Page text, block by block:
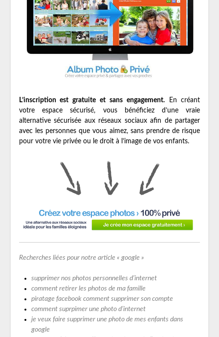
L’inscription est gratuite et sans engagement.En créant
votre espace sécurisé, vous bénéficiez d’une vraie
alternative sécurisée aux réseaux sociaux afin de partager
avec les personnes que vous aimez, sans prendre de risque
pour votre vie privée ou le droit à l’image de vos enfants.
Recherches liées pour notre article « google »
supprimer nos photos personnelles d’internet
comment retirer les photos de ma famille
piratage facebook comment supprimer son compte
comment suprpimer une photo d’internet
je veux faire supprimer une photo de mes enfants dans
google